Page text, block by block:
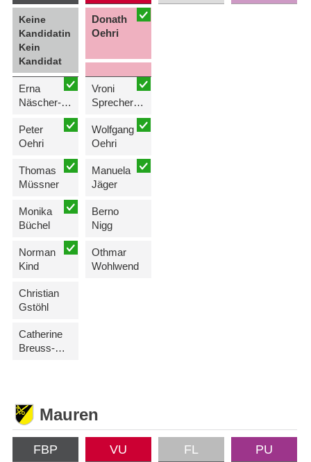
Keine
Kandidatin
Kein
Kandidat
Erna
Näscher-Hasler
Peter
Oehri
Thomas
Müssner
Monika
Büchel
Norman
Kind
Christian
Gstöhl
Catherine
Breuss-Hassler
Donath
Oehri
Vroni
Sprecher-Marxer
Wolfgang
Oehri
Manuela
Jäger
Berno
Nigg
Othmar
Wohlwend
Mauren
FBP VU FL PU